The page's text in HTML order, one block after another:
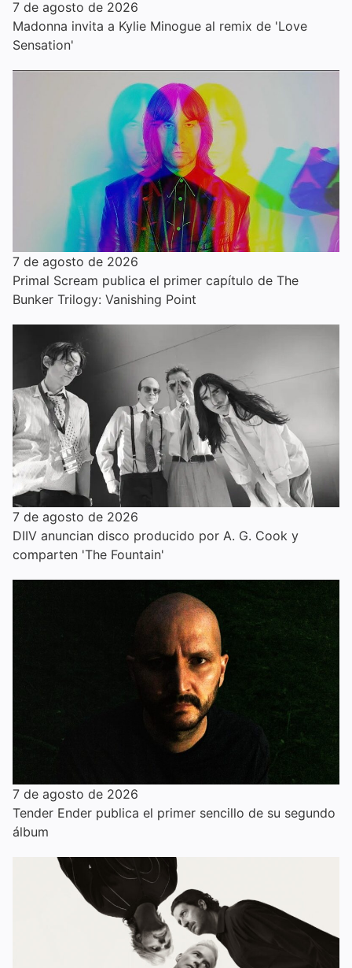
7 de agosto de 2026
Madonna invita a Kylie Minogue al remix de 'Love
Sensation'
7 de agosto de 2026
Primal Scream publica el primer capítulo de The
Bunker Trilogy: Vanishing Point
7 de agosto de 2026
DIIV anuncian disco producido por A. G. Cook y
comparten 'The Fountain'
7 de agosto de 2026
Tender Ender publica el primer sencillo de su segundo
álbum